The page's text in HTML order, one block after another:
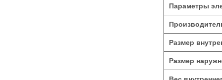
Параметры
Размер
Размер